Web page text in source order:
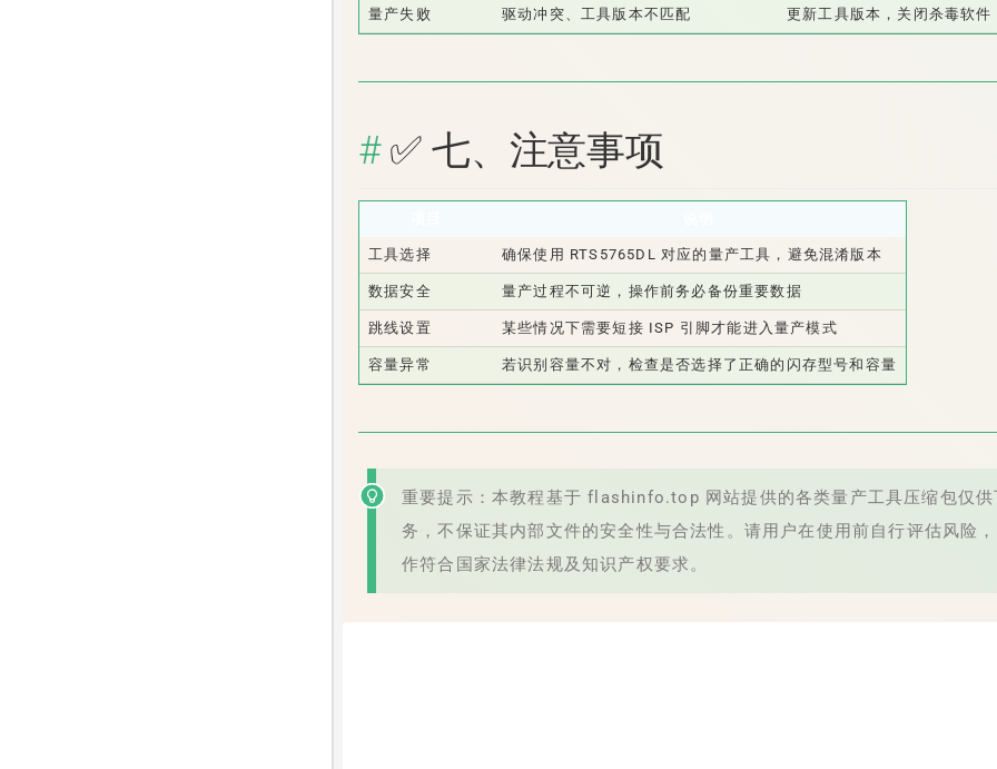
量产失败 驱动冲突、工具版本不匹配 更新工具版本，关闭杀毒软件
✅ 七、注意事项
工具选择 确保使用 RTS5765DL 对应的量产工具，避免混淆版本
数据安全 量产过程不可逆，操作前务必备份重要数据
跳线设置 某些情况下需要短接 ISP 引脚才能进入量产模式
容量异常 若识别容量不对，检查是否选择了正确的闪存型号和容量
重要提示：本教程基于 flashinfo.top 网站提供的各类量产工具压缩包仅供
务，不保证其内部文件的安全性与合法性。请用户在使用前自行评估风险
作符合国家法律法规及知识产权要求。